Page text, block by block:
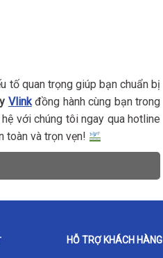
tố quan trọng giúp bạn chuẩn bị
Vlinkđồng hành cùng bạn trong
với chúng tôi ngay qua hotline
toàn và trọn vẹn!
HỖ TRỢ KHÁCH HÀNG